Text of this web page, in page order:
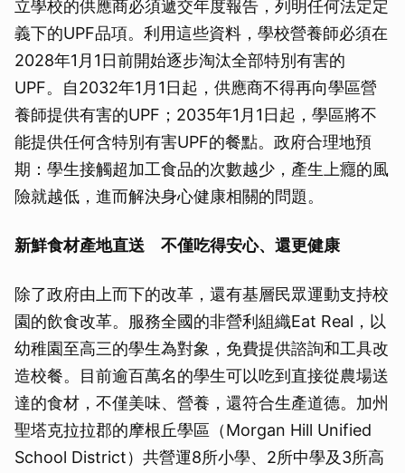
立學校的供應商必須遞交年度報告，列明任何法定定
義下的UPF品項。利用這些資料，學校營養師必須在
2028年1月1日前開始逐步淘汰全部特別有害的
UPF。自2032年1月1日起，供應商不得再向學區營
養師提供有害的UPF；2035年1月1日起，學區將不
能提供任何含特別有害UPF的餐點。政府合理地預
期：學生接觸超加工食品的次數越少，產生上癮的風
險就越低，進而解決身心健康相關的問題。
新鮮食材產地直送 不僅吃得安心、還更健康
除了政府由上而下的改革，還有基層民眾運動支持校
園的飲食改革。服務全國的非營利組織Eat Real，以
幼稚園至高三的學生為對象，免費提供諮詢和工具改
造校餐。目前逾百萬名的學生可以吃到直接從農場送
達的食材，不僅美味、營養，還符合生產道德。加州
聖塔克拉拉郡的摩根丘學區（Morgan Hill Unified
School District）共營運8所小學、2所中學及3所高